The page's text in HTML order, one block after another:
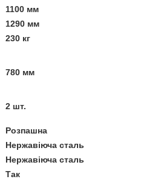
1100 мм
1290 мм
230 кг
780 мм
2 шт.
Розпашна
Нержавіюча сталь
Нержавіюча сталь
Так